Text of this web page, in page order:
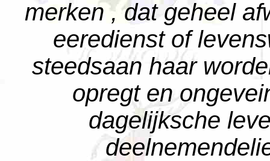
merken , dat geheel
eeredienst of
steedsaan haar
opregt en
dagelijksche